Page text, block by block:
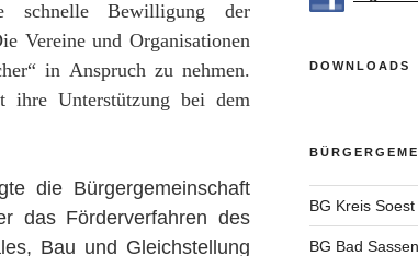
schnelle Bewilligung der
Vereine und Organisationen
in Anspruch zu nehmen.
ihre Unterstützung bei dem
die Bürgergemeinschaft
das Förderverfahren des
Bau und Gleichstellung
DOWNLOADS
BG Kreis Soest
BG Bad